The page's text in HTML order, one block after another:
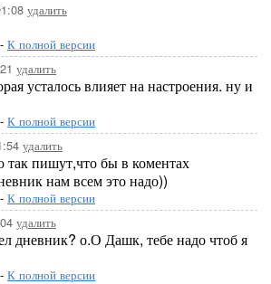
удалить
- К полной версии
удалить
усталось влияет на настроения. ну и
- К полной версии
удалить
пишут,что бы в коментах
нам всем это надо))
- К полной версии
удалить
дневник? о.О Дашк, тебе надо чтоб я
- К полной версии